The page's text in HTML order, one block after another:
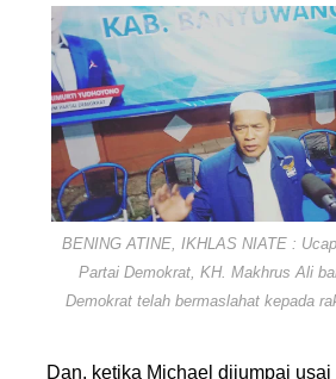
BENING ATINE, IKHLAS NIATE :
Partai Demokrat, KH. Makhrus Ali
Demokrat telah bermaslahat kepada
Dan, ketika Michael dijumpai